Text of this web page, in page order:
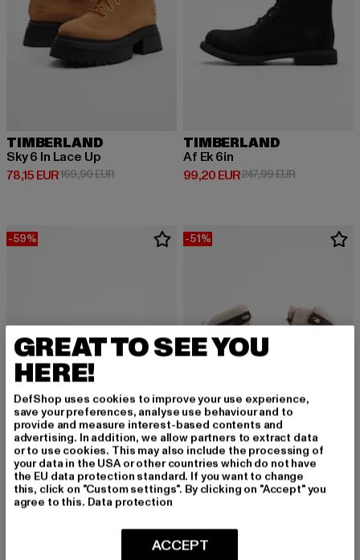
TIMBERLAND
Sky 6 In Lace Up
78,15 EUR
Derzeitiger Preis: 78,15 EUR
169,90 EURAktionspreis: 169,90 EUR
TIMBERLAND
Af Ek 6in
99,20 EUR
Derzeitiger Preis: 99,20 EUR
247,99 EURAktionspreis:
-59%
TIMBERLAND
Solar Wave LT Low
Derzeitiger Preis: 57,40 EUR
139,99 EURAktionspreis: 139,99 EUR
-51%
TIMBERLAND
73,45 EUR
Derzeitiger Preis: 73,45 EUR
149,90 EURAktionspreis:
GREAT TO SEE YOU
HERE!
DefShop uses cookies to improve your use experience,
save your preferences, analyse use behaviour and to
provide and measure interest-based contents and
advertising. In addition, we allow partners to extract data
or to use cookies. This may also include the processing of
your data in the USA or other countries which do not have
the EU data protection standard. If you want to change
this, click on "Custom settings". By clicking on "Accept" you
agree to this. Data protection
ACCEPT